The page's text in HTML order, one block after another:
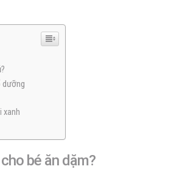
dưỡng
xanh
bé ăn dặm?